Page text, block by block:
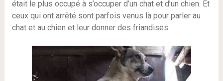
était le plus occupé à s’occuper d’un chat et d’un chien. Et
ceux qui ont arrêté sont parfois venus là pour parler au
chat et au chien et leur donner des friandises.